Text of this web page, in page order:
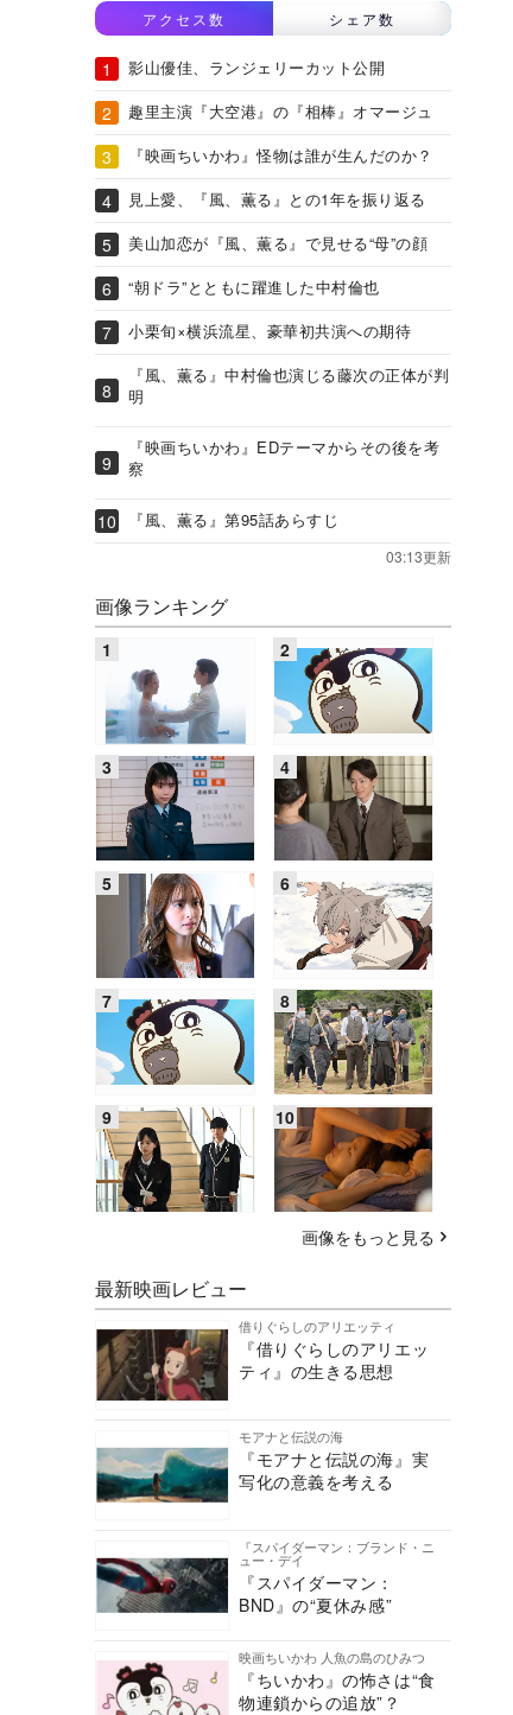
アクセス数 シェア数
影山優佳、ランジェリーカット公開
趣里主演『大空港』の『相棒』オマージュ
『映画ちいかわ』怪物は誰が生んだのか？
見上愛、『風、薫る』との1年を振り返る
美山加恋が『風、薫る』で見せる“母”の顔
“朝ドラ”とともに躍進した中村倫也
小栗旬×横浜流星、豪華初共演への期待
『風、薫る』中村倫也演じる藤次の正体が判
明
『映画ちいかわ』EDテーマからその後を考
察
『風、薫る』第95話あらすじ
03:13更新
画像ランキング
画像をもっと見る
最新映画レビュー
借りぐらしのアリエッティ
『借りぐらしのアリエッ
ティ』の生きる思想
モアナと伝説の海
『モアナと伝説の海』実
写化の意義を考える
『スパイダーマン：ブランド・ニ
ュー・デイ
『スパイダーマン：
BND』の“夏休み感”
映画ちいかわ 人魚の島のひみつ
『ちいかわ』の怖さは“食
物連鎖からの追放”？